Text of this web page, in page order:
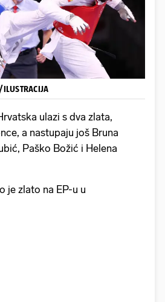
ulazi s dva zlata,
a nastupaju još Bruna
Paško Božić i Helena
je zlato na EP-u u